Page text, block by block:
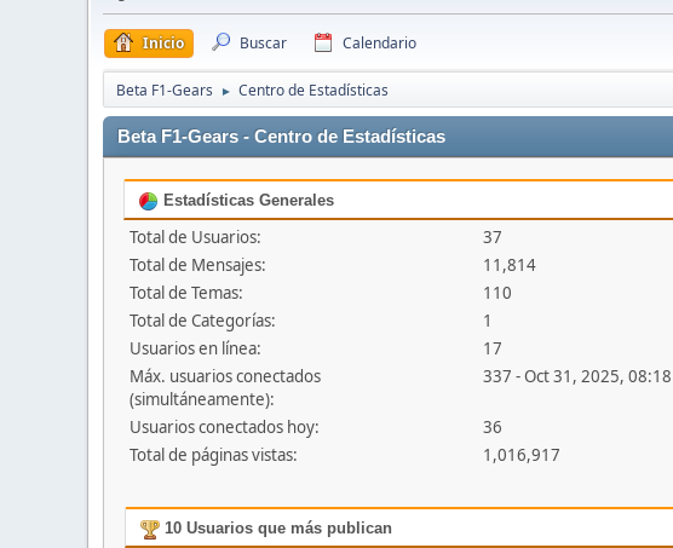
Inicio Buscar Calendario
Beta F1-Gears ► Centro de Estadísticas
Beta F1-Gears - Centro de Estadísticas
Estadísticas Generales
Total de Usuarios:
37
Total de Mensajes:
11,814
Total de Temas:
110
Total de Categorías:
1
Usuarios en línea:
17
Máx. usuarios conectados
(simultáneamente):
337 - Oct 31, 2025,
Usuarios conectados hoy:
36
Total de páginas vistas:
1,016,917
10 Usuarios que más publican